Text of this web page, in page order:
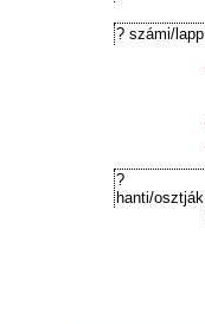
? számi/lapp
?
hanti/osztják